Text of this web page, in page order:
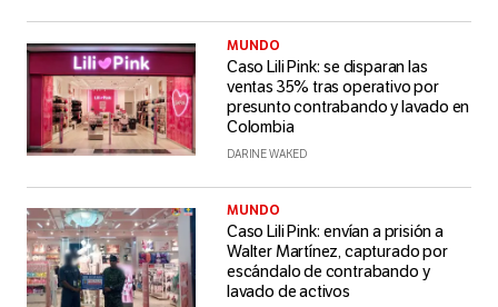
MUNDO
Caso Lili Pink: se disparan las
ventas 35% tras operativo por
presunto contrabando y lavado en
Colombia
DARINE WAKED
MUNDO
Caso Lili Pink: envían a prisión a
Walter Martínez, capturado por
escándalo de contrabando y
lavado de activos